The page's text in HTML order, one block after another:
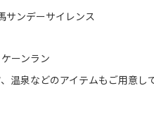
サンデーサイレンス
ーンラン
温泉などのアイテムもご用意し